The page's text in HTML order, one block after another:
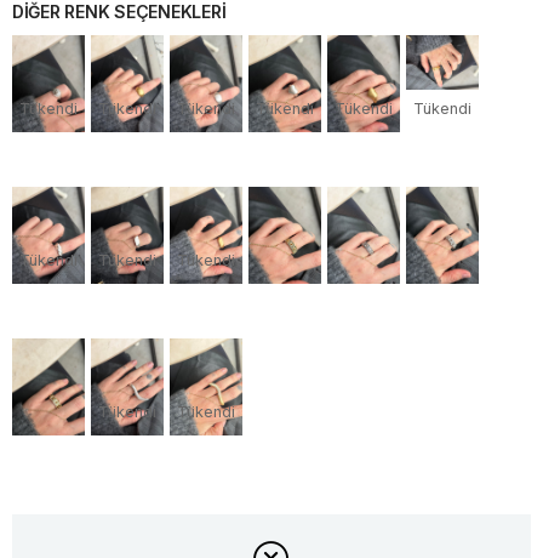
DİĞER RENK SEÇENEKLERİ
Tükendi Tükendi Tükendi Tükendi Tükendi Tükendi
Tükendi Tükendi Tükendi
Tükendi Tükendi